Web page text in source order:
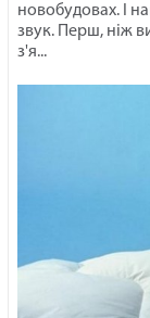
новобудовах. І
звук. Перш, ніж
з'я...